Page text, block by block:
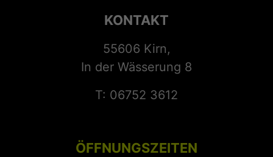
KONTAKT
55606 Kirn,
In der Wässerung 8
T: 06752 3612
ÖFFNUNGSZEITEN